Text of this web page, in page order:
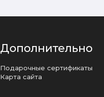
Дополнительно
Подарочные сертификаты
Карта сайта